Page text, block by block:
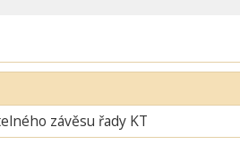
závěsu řady KT